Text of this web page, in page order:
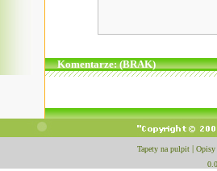
Komentarze: (BRAK)
Tapety na pulpit
Opisy